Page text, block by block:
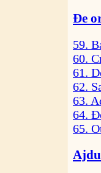
Đe
59.
60.
61.
62.
63.
64.
65.